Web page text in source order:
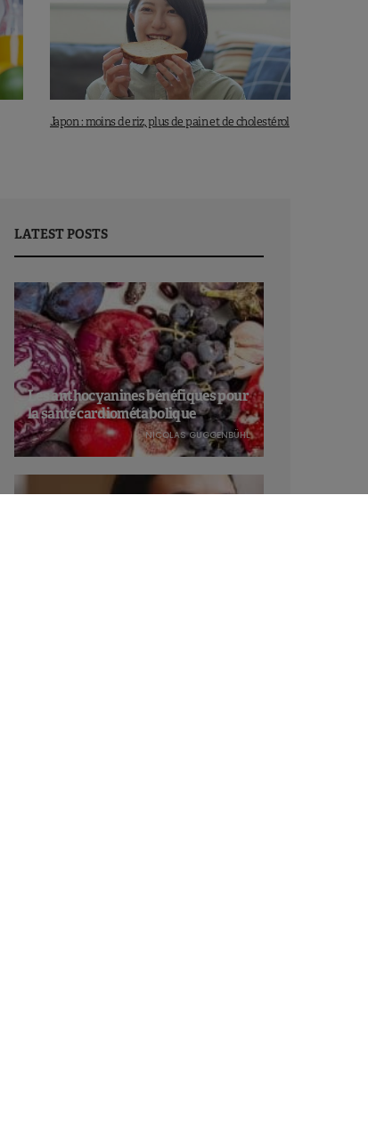
Japon : moins de riz, plus de pain et de cholestérol
LATEST POSTS
Les anthocyanines bénéfiques pour
la santé cardiométabolique
NICOLAS GUGGENBÜHL